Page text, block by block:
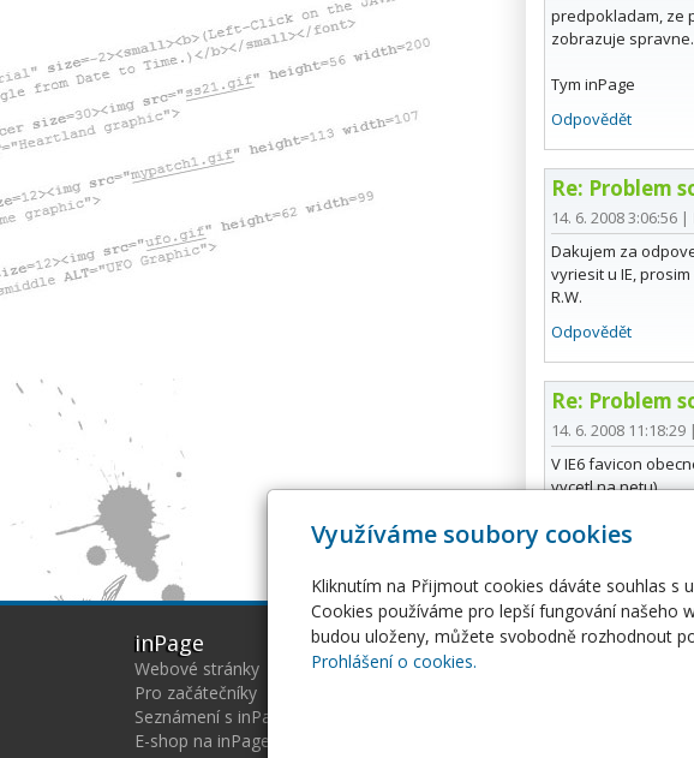
predpokladam, ze
zobrazuje
Tym inPage
Odpovědět
Re: Problem
14. 6. 2008 3:06:56 |
Dakujem za
vyriesit u IE,
R.W.
Odpovědět
Re: Problem
14. 6. 2008 11:18:29 |
V IE6 favicon
vycetl na netu)
Odpovědět
inPage
Webové stránky
Pro začátečníky
Seznámení s inPage
E-shop na inPage
Webhosting
Využíváme soubory cookies
Kliknutím na Přijmout cookies dáváte souhlas s
Cookies používáme pro lepší fungování našeho
budou uloženy, můžete svobodně rozhodnout
Prohlášení o cookies.